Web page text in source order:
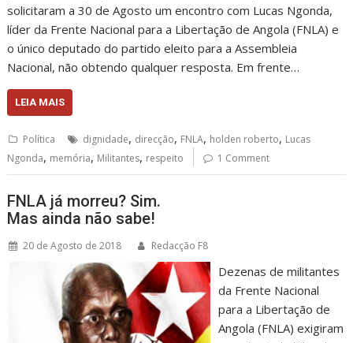
solicitaram a 30 de Agosto um encontro com Lucas Ngonda,
líder da Frente Nacional para a Libertação de Angola (FNLA) e
o único deputado do partido eleito para a Assembleia
Nacional, não obtendo qualquer resposta. Em frente…
LEIA MAIS
Política dignidade, direcção, FNLA, holden roberto, Lucas
Ngonda, memória, Militantes, respeito 1 Comment
FNLA já morreu? Sim.
Mas ainda não sabe!
20 de Agosto de 2018 Redacção F8
Dezenas de militantes
da Frente Nacional
para a Libertação de
Angola (FNLA) exigiram